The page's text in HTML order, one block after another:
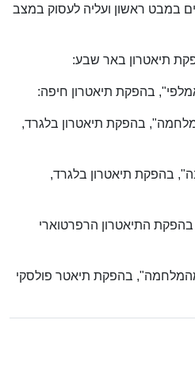
במבט ראשון ועליה לעסוק במצב
תיאטרון באר שבע:
בהפקת תיאטרון חיפה:
בהפקת תיאטרון בלגרד,
בהפקת תיאטרון בלגרד,
בהפקת התיאטרון הרפרטוארי
מהמלחמה", בהפקת תיאטר פולסקי